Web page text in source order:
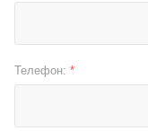
Телефон: *